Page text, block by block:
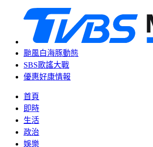
颱風白海豚動態
SBS歌謠大戰
優惠好康情報
首頁
即時
生活
政治
娛樂